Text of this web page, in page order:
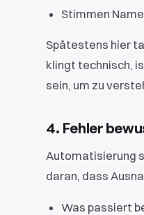
Stimmen
Spätestens hier
klingt technisch,
sein, um zu
4. Fehler
Automatisierung
daran, dass
Was passiert